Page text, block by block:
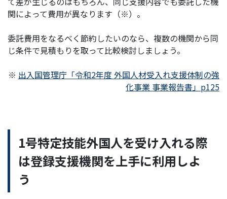
関によって費用が異なります（※）。
委託費用をなるべく節約したいのなら、複数の機関から同
じ条件で見積もりを取って比較検討しましょう。
※ 出入国管理庁「令和2年度 外国人材受入れ支援体制の強
化事業 事業報告書」p125
1号特定技能外国人を受け入れる際
は登録支援機関を上手に利用しよ
う